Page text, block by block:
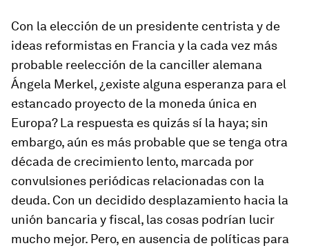
Con la elección de un presidente centrista y de
ideas reformistas en Francia y la cada vez más
probable reelección de la canciller alemana
Ángela Merkel, ¿existe alguna esperanza para el
estancado proyecto de la moneda única en
Europa? La respuesta es quizás sí la haya; sin
embargo, aún es más probable que se tenga otra
década de crecimiento lento, marcada por
convulsiones periódicas relacionadas con la
deuda. Con un decidido desplazamiento hacia la
unión bancaria y fiscal, las cosas podrían lucir
mucho mejor. Pero, en ausencia de políticas para